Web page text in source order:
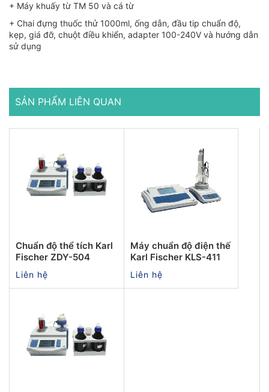
+ Máy khuấy từ TM 50 và cá từ
+ Chai đựng thuốc thử 1000ml, ống dẫn, đầu tip chuẩn độ,
kẹp, giá đỡ, chuột điều khiển, adapter 100-240V và hướng dẫn
sử dụng
SẢN PHẨM LIÊN QUAN
Chuẩn độ thể tích Karl
Fischer ZDY-504
Liên hệ
Máy chuẩn độ điện thế
Karl Fischer KLS-411
Liên hệ